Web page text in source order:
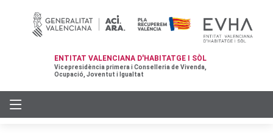
ENTITAT VALENCIANA D'HABITATGE I SÒL
Vicepresidència primera i Conselleria de Vivenda,
Ocupació, Joventut i Igualtat